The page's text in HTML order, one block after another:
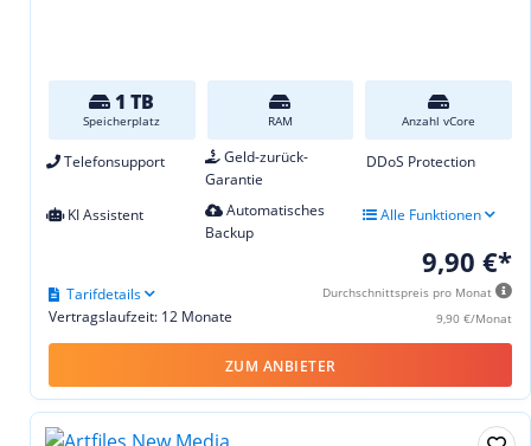
1 TB
Speicherplatz RAM Anzahl vCore
Telefonsupport
Geld-zurück-
Garantie
DDoS Protection
KI Assistent
Automatisches
Backup
Alle Funktionen
9,90 €*
Durchschnittspreis pro Monat
9,90 €/Monat
Vertragslaufzeit: 12 Monate
Tarifdetails
ZUM ANBIETER